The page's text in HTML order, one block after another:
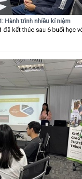
Hành trình nhiều kỉ niệm
đã kết thúc sau 6 buổi học